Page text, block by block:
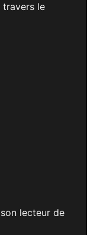
le
lecteur de